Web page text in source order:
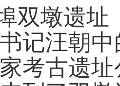
双墩遗址
记汪朝中
考古遗址